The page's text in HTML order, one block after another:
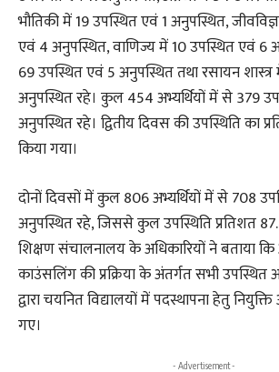
भौतिकी में 19 उपस्थित एवं 1 अनुपस्थित,
एवं 4 अनुपस्थित, वाणिज्य में 10 उपस्थित एवं 6
69 उपस्थित एवं 5 अनुपस्थित तथा रसायन
अनुपस्थित रहे। कुल 454 अभ्यर्थियों में से 379
अनुपस्थित रहे। द्वितीय दिवस की उपस्थिति का
किया गया।
दोनों दिवसों में कुल 806 अभ्यर्थियों में से 708
अनुपस्थित रहे, जिससे कुल उपस्थिति प्रतिशत
शिक्षण संचालनालय के अधिकारियों ने बताया
काउंसलिंग की प्रक्रिया के अंतर्गत सभी उपस्थित
द्वारा चयनित विद्यालयों में पदस्थापना हेतु
गए।
- Advertisement -